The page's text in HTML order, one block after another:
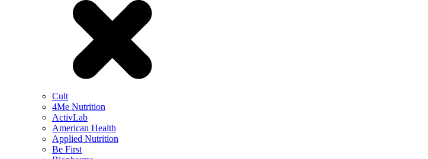
Cult
4Me Nutrition
ActivLab
American Health
Applied Nutrition
Be First